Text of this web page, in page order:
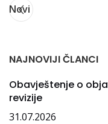
Novi
NAJNOVIJI ČLANCI
Obavještenje o
revizije
31.07.2026